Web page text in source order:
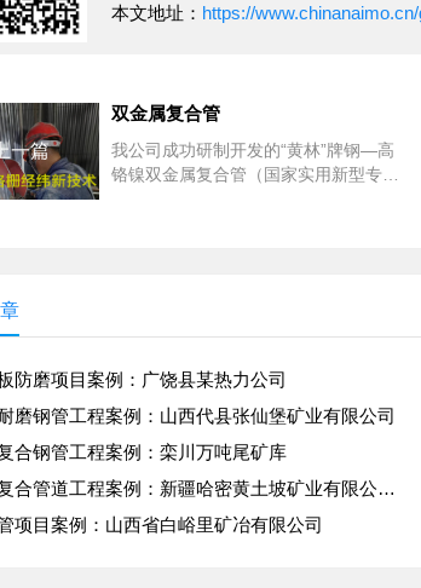
本文地址： https://
一篇
双金属复合管
我公司成功研制开发的“黄林”牌钢—高
铬镍双金属复合管（国家实用新型专利
防磨项目案例：广饶县某热力公司
磨钢管工程案例：山西代县张仙堡矿业有限公司
合钢管工程案例：栾川万吨尾矿库
陶瓷复合管道工程案例：新疆哈密黄土坡矿业有限公司新建项目
项目案例：山西省白峪里矿冶有限公司